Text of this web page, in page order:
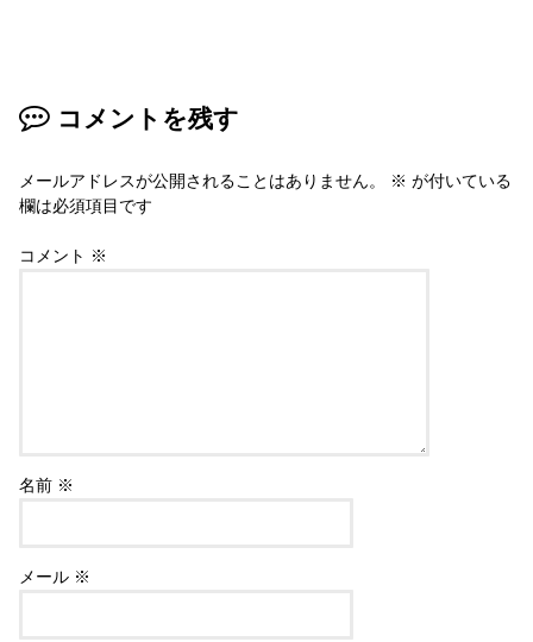
コメントを残す
メールアドレスが公開されることはありません。 ※ が付いている
欄は必須項目です
コメント ※
名前 ※
メール ※